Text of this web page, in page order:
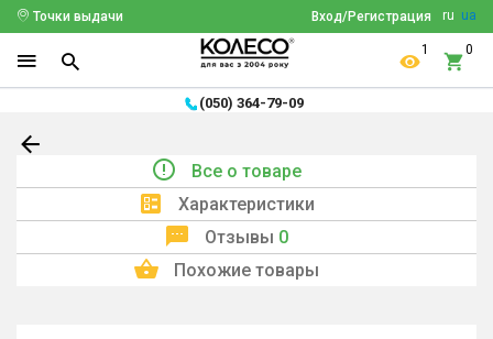
ru ua
Вход/Регистрация
Точки выдачи
1 0
(050) 364-79-09
Все о товаре
Характеристики
Отзывы 0
Похожие товары